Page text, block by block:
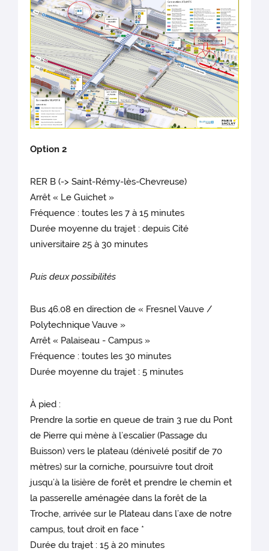
Option 2
RER B (-> Saint-Rémy-lès-Chevreuse)
Arrêt « Le Guichet »
Fréquence : toutes les 7 à 15 minutes
Durée moyenne du trajet : depuis Cité
universitaire 25 à 30 minutes
Puis deux possibilités
Bus 46.08 en direction de « Fresnel Vauve /
Polytechnique Vauve »
Arrêt « Palaiseau - Campus »
Fréquence : toutes les 30 minutes
Durée moyenne du trajet : 5 minutes
À pied :
Prendre la sortie en queue de train 3 rue du Pont
de Pierre qui mène à l’escalier (Passage du
Buisson) vers le plateau (dénivelé positif de 70
mètres) sur la corniche, poursuivre tout droit
jusqu’à la lisière de forêt et prendre le chemin et
la passerelle aménagée dans la forêt de la
Troche, arrivée sur le Plateau dans l’axe de notre
campus, tout droit en face *
Durée du trajet : 15 à 20 minutes